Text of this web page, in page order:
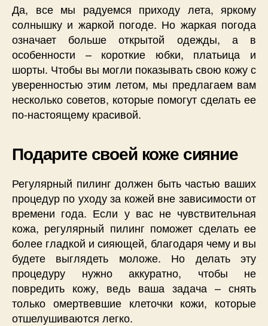
Да, все мы радуемся приходу лета, яркому
солнышку и жаркой погоде. Но жаркая погода
означает больше открытой одежды, а в
особенности – короткие юбки, платьица и
шорты. Чтобы вы могли показывать свою кожу с
уверенностью этим летом, мы предлагаем вам
несколько советов, которые помогут сделать ее
по-настоящему красивой.
Подарите своей коже сияние
Регулярный пилинг должен быть частью ваших
процедур по уходу за кожей вне зависимости от
времени года. Если у вас не чувствительная
кожа, регулярный пилинг поможет сделать ее
более гладкой и сияющей, благодаря чему и вы
будете выглядеть моложе. Но делать эту
процедуру нужно аккуратно, чтобы не
повредить кожу, ведь ваша задача – снять
только омертвевшие клеточки кожи, которые
отшелушиваются легко.